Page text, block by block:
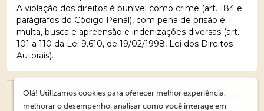
A violação dos direitos é punível como crime (art. 184 e
parágrafos do Código Penal), com pena de prisão e
multa, busca e apreensão e indenizações diversas (art.
101 a 110 da Lei 9.610, de 19/02/1998, Lei dos Direitos
Autorais).
© 2026 Editora Ações Literárias. Todos os direitos reservados.
Olá! Utilizamos cookies para oferecer melhor experiência,
melhorar o desempenho, analisar como você interage em